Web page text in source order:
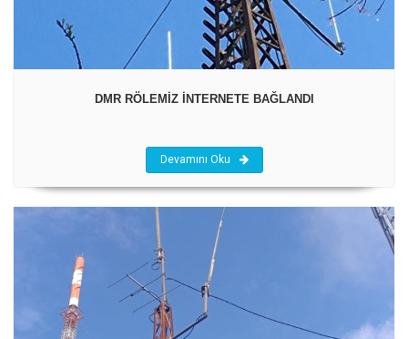
DMR RÖLEMİZ İNTERNETE BAĞLANDI
Devamını Oku